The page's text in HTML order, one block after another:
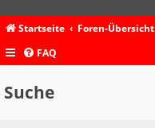
Startseite
Foren-Übersicht
FAQ
Suche